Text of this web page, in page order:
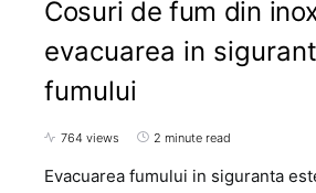
Cosuri de fum din
evacuarea in
fumului
764 views 2 minute read
Evacuarea fumului in siguranta